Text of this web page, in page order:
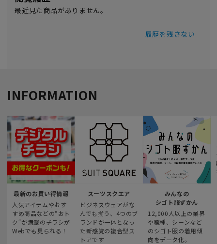
最近見た商品がありません。
履歴を残さない
INFORMATION
最新のお買い得情報
人気アイテムやおす
すめ商品などの“おト
ク“が満載のチラシが
Webでも見られる！
スーツスクエア
ビジネスウェアがな
んでも揃う、4つのブ
ランドが一体となっ
た新感覚の複合型ス
トアです
みんなの
シゴト服ずかん
12,000人以上の業界
や職種、シーンなど
のシゴト服の着用傾
向をデータ化。